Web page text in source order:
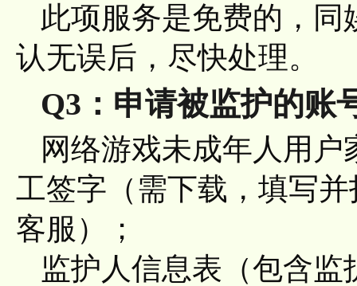
此项服务是免费的，
认无误后，尽快处理。
Q3：申请被监护的账
网络游戏未成年人用
工签字（需下载，填写
客服）；
监护人信息表（包含